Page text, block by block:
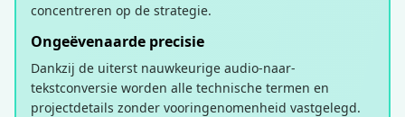
concentreren op de strategie.
Ongeëvenaarde precisie
Dankzij de uiterst nauwkeurige audio-naar-
tekstconversie worden alle technische termen en
projectdetails zonder vooringenomenheid vastgelegd.